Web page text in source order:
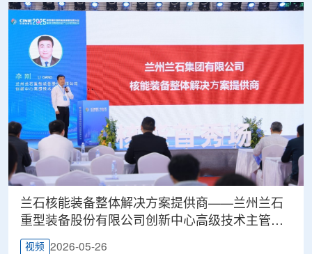
兰石核能装备整体解决方案提供商——兰州兰石
重型装备股份有限公司创新中心高级技术主管李
刚
视频 2026-05-26